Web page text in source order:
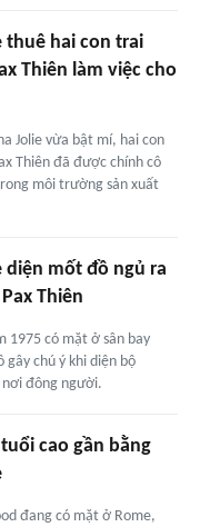
thuê hai con trai
Thiên làm việc cho
Jolie vừa bật mí, hai con
Thiên đã được chính cô
môi trường sản xuất
diện mốt đồ ngủ ra
Thiên
1975 có mặt ở sân bay
gây chú ý khi diện bộ
đông người.
cao gần bằng
đang có mặt ở Rome,